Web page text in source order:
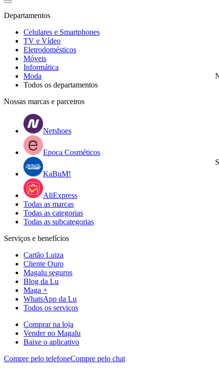
Departamentos
Celulares e Smartphones
TV e Vídeo
Eletrodomésticos
Móveis
Informática
Moda
Todos os departamentos
Nossas marcas e parceiros
Netshoes
Epoca Cosméticos
KaBuM!
AliExpress
Todas as marcas
Todas as categorias
Todas as subcategorias
Serviços e benefícios
Cartão Luiza
Cliente Ouro
Magalu seguros
Blog da Lu
Maga +
WhatsApp da Lu
Todos os serviços
Comprar na loja
Vender no Magalu
Baixe o aplicativo
Compre pelo telefoneCompre pelo chat